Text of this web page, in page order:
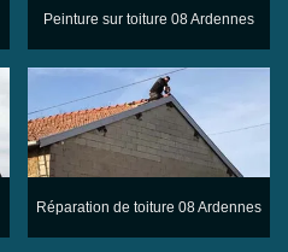
Peinture sur toiture 08 Ardennes
Réparation de toiture 08 Ardennes